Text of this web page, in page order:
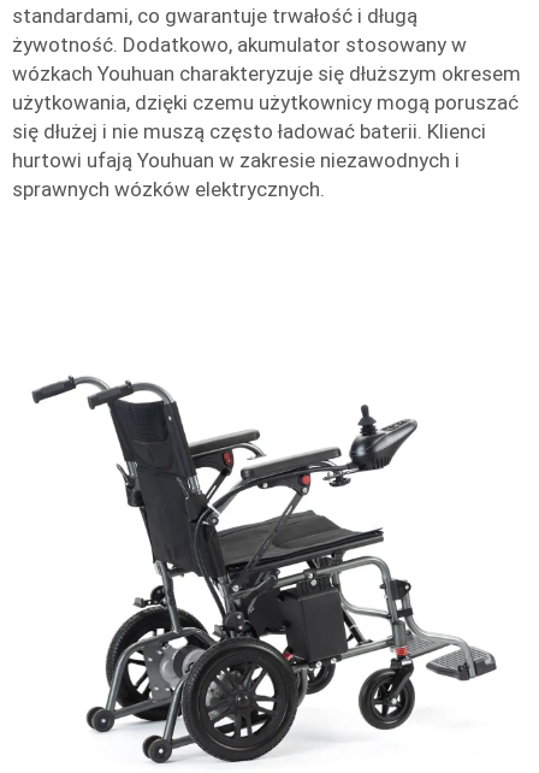
standardami, co gwarantuje trwałość i długą
żywotność. Dodatkowo, akumulator stosowany w
wózkach Youhuan charakteryzuje się dłuższym okresem
użytkowania, dzięki czemu użytkownicy mogą poruszać
się dłużej i nie muszą często ładować baterii. Klienci
hurtowi ufają Youhuan w zakresie niezawodnych i
sprawnych wózków elektrycznych.